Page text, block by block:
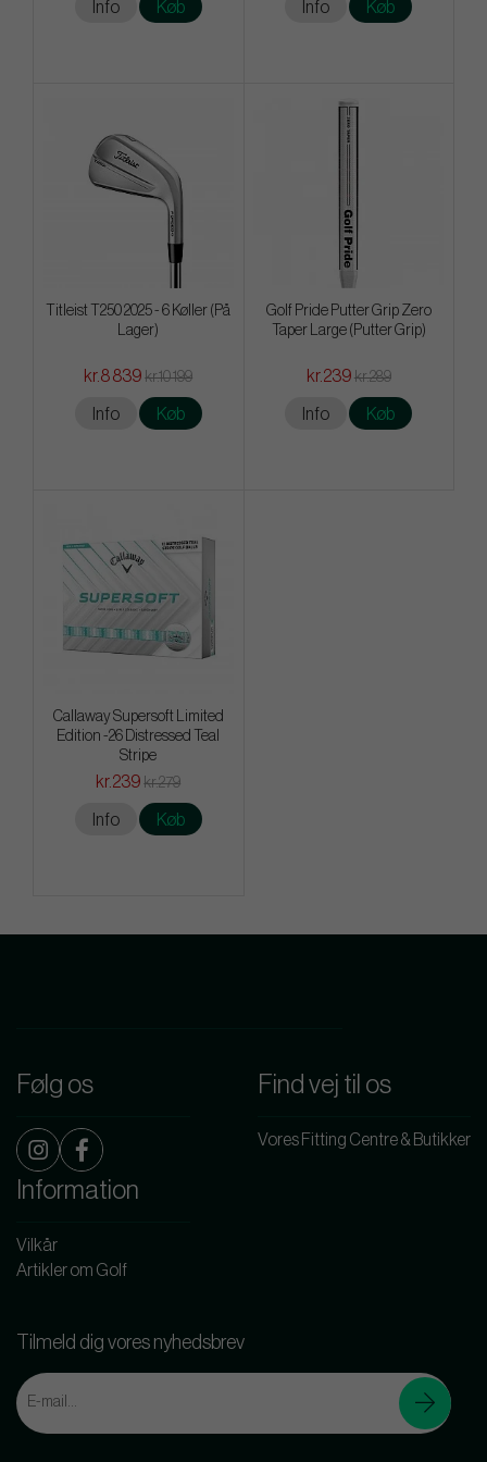
Info Køb Info Køb
Titleist T250 2025 - 6 Køller (På
Lager)
kr.8 839 kr.10 199
Info Køb
Golf Pride Putter Grip Zero
Taper Large (Putter Grip)
kr.239 kr.289
Info Køb
Callaway Supersoft Limited
Edition -26 Distressed Teal
Stripe
kr.239 kr.279
Info Køb
Følg os Find vej til os
Vores Fitting Centre & Butikker
Information
Vilkår
Artikler om Golf
Tilmeld dig vores nyhedsbrev